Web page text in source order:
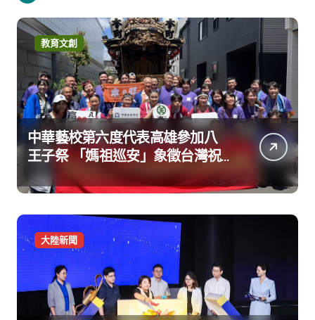
教育文創
中華藝校第六度代表高雄參加八
王子祭 「媽祖巡安」象徵台灣祝
福
大陸新聞